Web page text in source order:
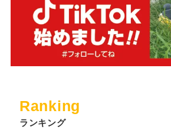
Ranking
ランキング